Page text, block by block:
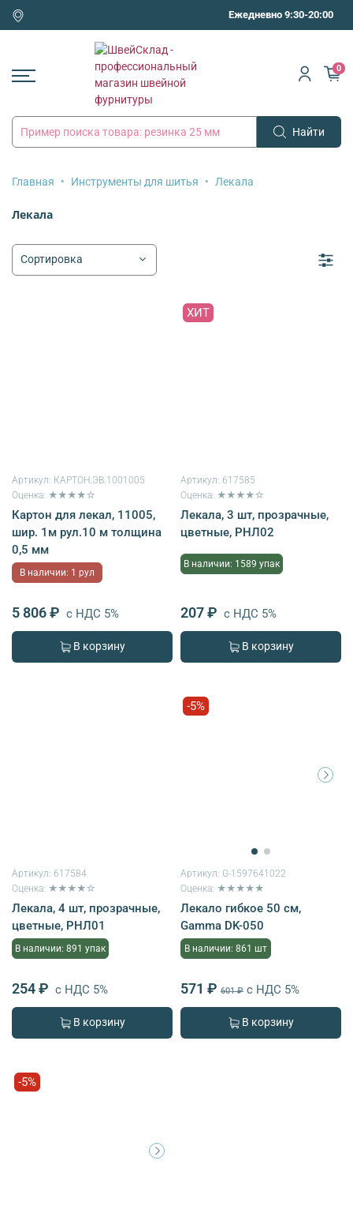
Ежедневно 9:30-20:00
Найти
0
Главная Инструменты для шитья Лекала
Лекала
Артикул: КАРТОН.ЭВ.1001005
Оценка: ★★★★☆
Картон для лекал, 11005,
шир. 1м рул.10 м толщина
0,5 мм
В наличии: 1 рул
5 806 ₽ с НДС 5%
В корзину
ХИТ
Артикул: 617585
Оценка: ★★★★☆
Лекала, 3 шт, прозрачные,
цветные, РНЛ02
В наличии: 1589 упак
207 ₽ с НДС 5%
В корзину
Артикул: 617584
Оценка: ★★★★☆
Лекала, 4 шт, прозрачные,
цветные, РНЛ01
В наличии: 891 упак
254 ₽ с НДС 5%
В корзину
-5%
Артикул: G-1597641022
Оценка: ★★★★★
Лекало гибкое 50 см,
Gamma DK-050
В наличии: 861 шт
571 ₽ 601 ₽ с НДС 5%
В корзину
-5%